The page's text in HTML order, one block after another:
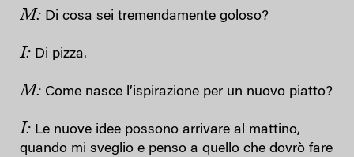
M: Di cosa sei tremendamente goloso?
I: Di pizza.
M: Come nasce l’ispirazione per un nuovo piatto?
I: Le nuove idee possono arrivare al mattino,
quando mi sveglio e penso a quello che dovrò fare